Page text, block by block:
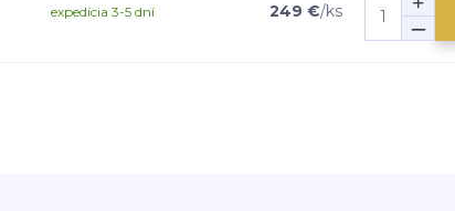
249 €/ks
expedícia 3-5 dní